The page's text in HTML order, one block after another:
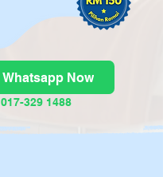
Whatsapp Now
017-329 1488